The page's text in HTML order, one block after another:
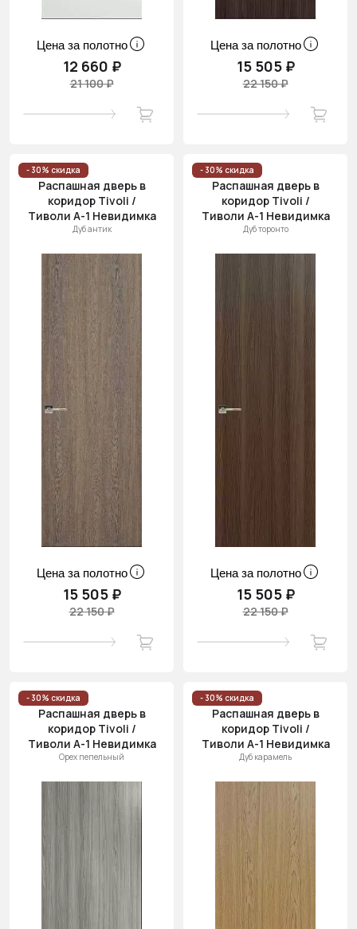
Цена за полотно
12 660 ₽
21 100 ₽
Цена за полотно
15 505 ₽
22 150 ₽
- 30% скидка
Распашная дверь в
коридор Tivoli /
Тиволи А-1 Невидимка
Дуб антик
Цена за полотно
15 505 ₽
22 150 ₽
- 30% скидка
Распашная дверь в
коридор Tivoli /
Тиволи А-1 Невидимка
Дуб торонто
Цена за полотно
15 505 ₽
22 150 ₽
- 30% скидка
Распашная дверь в
коридор Tivoli /
Тиволи А-1 Невидимка
Орех пепельный
- 30% скидка
Распашная дверь в
коридор Tivoli /
Тиволи А-1 Невидимка
Дуб карамель